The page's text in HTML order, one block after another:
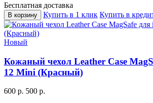
Бесплатная доставка
В корзину Купить в 1 клик Купить в
Новый
Кожаный чехол Leather Case
12 Mini (Красный)
600 р. 500 р.